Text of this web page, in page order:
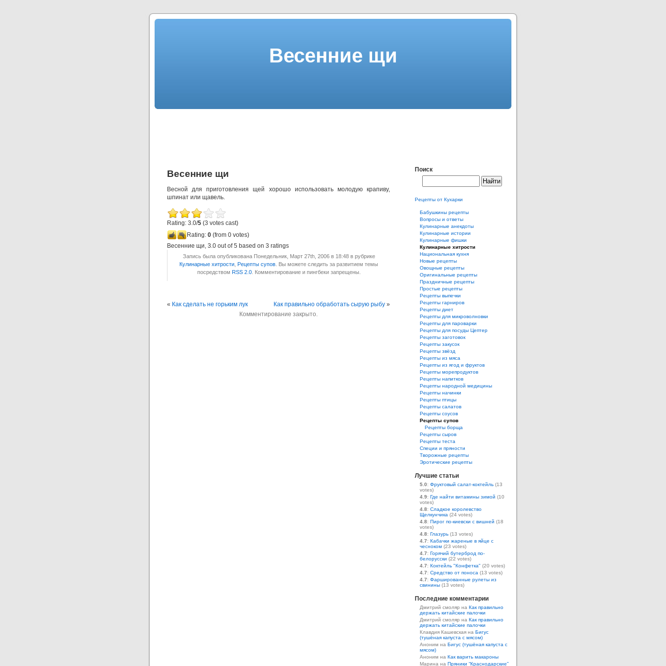
Весенние щи
Весенние щи
Весной для приготовления щей хорошо использовать молодую крапиву,
шпинат или щавель.
Rating: 3.0/5 (3 votes cast)
Rating: 0 (from 0 votes)
Весенние щи, 3.0 out of5 based on 3 ratings
Запись была опубликована Понедельник, Март 27th, 2006 в 18:48 в рубрике
Кулинарные хитрости Рецепты супов . Вы можете следить за развитием темы
посредством RSS 2.0. Комментирование и пингбеки запрещены.
« Как сделать не горьким лук Как правильно обработать сырую рыбу »
Комментирование закрыто.
Поиск
Рецепты от Кухарки
Бабушкины рецепты
Вопросы и ответы
Кулинарные анекдоты
Кулинарные истории
Кулинарные фишки
Кулинарные хитрости
Национальная кухня
Новые рецепты
Овощные рецепты
Оригинальные рецепты
Праздничные рецепты
Простые рецепты
Рецепты выпечки
Рецепты гарниров
Рецепты диет
Рецепты для микроволновки
Рецепты для пароварки
Рецепты для посуды Цептер
Рецепты заготовок
Рецепты закусок
Рецепты звёзд
Рецепты из мяса
Рецепты из ягод и фруктов
Рецепты морепродуктов
Рецепты напитков
Рецепты народной медицины
Рецепты начинки
Рецепты птицы
Рецепты салатов
Рецепты соусов
Рецепты супов
Рецепты борща
Рецепты сыров
Рецепты теста
Специи и пряности
Творожные рецепты
Эротические рецепты
Лучшие статьи
5.0: Фруктовый салат-коктейль (13
votes)
4.9: Где найти витамины зимой (10
votes)
4.8: Сладкое королевство
Щелкунчика (24 votes)
4.8: Пирог по-киевски с вишней (18
votes)
4.8: Глазурь (13 votes)
4.7: Кабачки жареные в яйце с
чесноком (23 votes)
4.7: Горячий бутерброд по-
белорусски (22 votes)
4.7: Коктейль "Конфетка" (20 votes)
4.7: Средство от поноса (13 votes)
4.7: Фаршированные рулеты из
свинины (13 votes)
Последние комментарии
Дмитрий смоляр на Как правильно
держать китайские палочки
Дмитрий смоляр на Как правильно
держать китайские палочки
Клавдия Кашевская на Бигус
(тушёная капуста с мясом)
Аноним на Бигус (тушёная капуста с
мясом)
Аноним на Как варить макароны
Марина на Пряники “Краснодарские”